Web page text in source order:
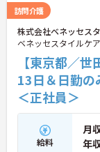
ミ」の割引や保
ではの家族向け福
産前産後・育児
ん、お子様の看護
勤務制度なども
が変わっても、
れる、スタッフ
訪問介護
株式会社ベネッセス
ベネッセスタイルケア
【東京都／
13日＆日勤
＜正社員＞
給料
月
年